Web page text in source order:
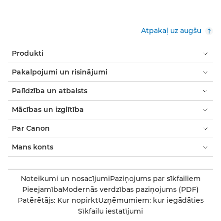
Atpakaļ uz augšu
Produkti
Pakalpojumi un risinājumi
Palīdzība un atbalsts
Mācības un izglītība
Par Canon
Mans konts
Noteikumi un nosacījumiPaziņojums par sīkfailiem
PieejamībaModernās verdzības paziņojums (PDF)
Patērētājs: Kur nopirktUzņēmumiem: kur iegādāties
Sīkfailu iestatījumi